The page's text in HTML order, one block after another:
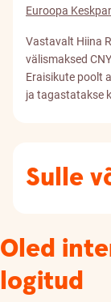
Euroopa
Vastavalt Hiina
välismaksed
Eraisikute poolt
ja tagastatakse
Sulle
Oled
logitud